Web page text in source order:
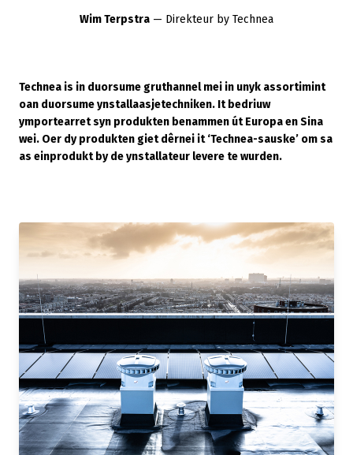
Wim Terpstra — Direkteur by Technea
Technea is in duorsume gruthannel mei in unyk assortimint
oan duorsume ynstallaasjetechniken. It bedriuw
ymportearret syn produkten benammen út Europa en Sina
wei. Oer dy produkten giet dêrnei it ‘Technea-sauske’ om sa
as einprodukt by de ynstallateur levere te wurden.